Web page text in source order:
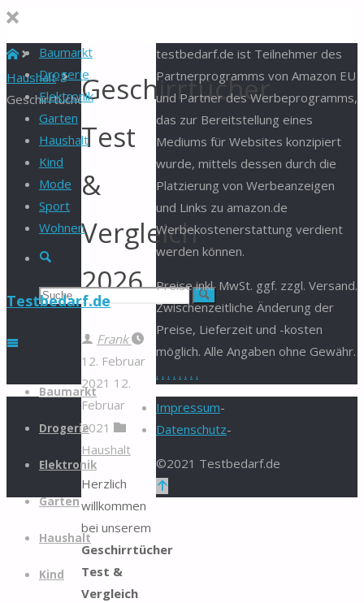
Baumarkt
Drogerie
Elektronik
Garten
Haushalt
Kind
Mode
Sport
Wohnen
Suche
Suchen Suche
Testbedarf.de
Zum
springen
Baumarkt
Drogerie
Elektronik
Garten
Haushalt
Kind
Start
Haushalt
GeschirrtücherGeschirrtücher
Test
&
Vergleich
2026
Frank
12. Februar
2021 12.
Februar
2021
Haushalt
Herzlich
willkommen
bei unserem
Geschirrtücher
Test &
Vergleich
testbedarf.de ist Teilnehmer des
Partnerprogramms von Amazon EU
und Partner des Werbeprogramms,
das zur Bereitstellung eines
Mediums für Websites konzipiert
wurde, mittels dessen durch die
Platzierung von Werbeanzeigen
und Links zu amazon.de
Werbekostenerstattung verdient
werden können.
Preise inkl. MwSt. ggf. zzgl. Versand.
Zwischenzeitliche Änderung der
Preise, Lieferzeit und -kosten
möglich. Alle Angaben ohne Gewähr.
. . . . . . . .
Impressum-
Datenschutz-
©2021 Testbedarf.de
Zurück